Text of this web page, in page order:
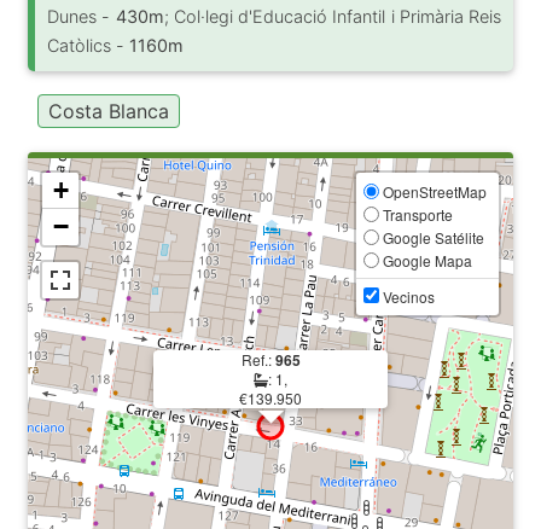
Dunes - 430m; Col·legi d'Educació Infantil i Primària Reis
Catòlics - 1160m
Costa Blanca
Ref.:965
: 1,
€139.950
+
−
OpenStreetMap
Transporte
Google Satélite
Google Mapa
Vecinos